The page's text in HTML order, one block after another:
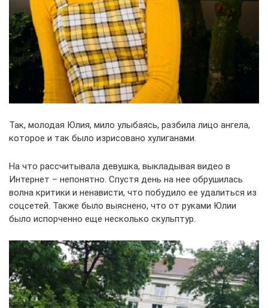
Так, молодая Юлия, мило улыбаясь, разбила лицо ангела,
которое и так было изрисовано хулиганами.
На что рассчитывала девушка, выкладывая видео в
Интернет – непонятно. Спустя день на нее обрушилась
волна критики и ненависти, что побудило ее удалиться из
соцсетей. Также было выяснено, что от руками Юлии
было испорченно еще несколько скульптур.